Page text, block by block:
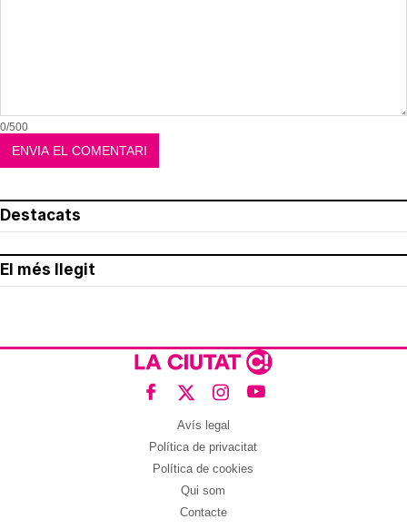
0/500
Destacats
El més llegit
Avís legal
Política de privacitat
Política de cookies
Qui som
Contacte